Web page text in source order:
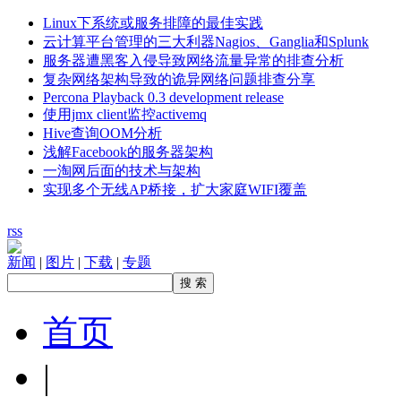
Linux下系统或服务排障的最佳实践
云计算平台管理的三大利器Nagios、Ganglia和Splunk
服务器遭黑客入侵导致网络流量异常的排查分析
复杂网络架构导致的诡异网络问题排查分享
Percona Playback 0.3 development release
使用jmx client监控activemq
Hive查询OOM分析
浅解Facebook的服务器架构
一淘网后面的技术与架构
实现多个无线AP桥接，扩大家庭WIFI覆盖
rss
新闻 | 图片 | 下载 | 专题
首页
|